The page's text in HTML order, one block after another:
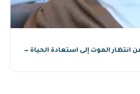
انتظار الموت إلى استعادة الحياة —